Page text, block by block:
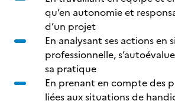
qu’en autonomie et
d’un projet
En analysant ses actions en
professionnelle,
sa pratique
En prenant en compte des
liées aux situations de